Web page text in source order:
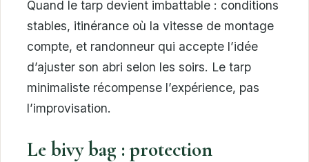
Quand le tarp devient imbattable : conditions
stables, itinérance où la vitesse de montage
compte, et randonneur qui accepte l’idée
d’ajuster son abri selon les soirs. Le tarp
minimaliste récompense l’expérience, pas
l’improvisation.
Le bivy bag : protection